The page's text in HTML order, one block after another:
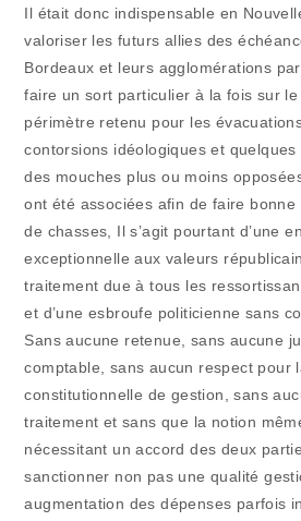
Il était donc indispensable en
valoriser les futurs allies des
Bordeaux et leurs agglomérations
faire un sort particulier à la fois sur
périmètre retenu pour les
contorsions idéologiques et
des mouches plus ou moins
ont été associées afin de faire
de chasses, Il s’agit pourtant d’une
exceptionnelle aux valeurs
traitement due à tous les
et d’une esbroufe politicienne sans
Sans aucune retenue, sans aucune
comptable, sans aucun respect pour
constitutionnelle de gestion, sans
traitement et sans que la notion
nécessitant un accord des deux
sanctionner non pas une qualité
augmentation des dépenses parfois